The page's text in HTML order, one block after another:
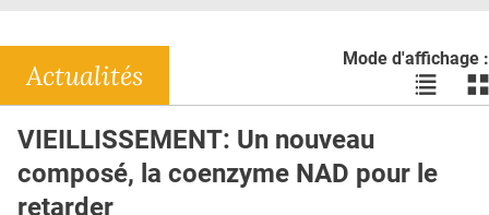
DOSSIERS
RÉSEAUX
E-REVUE SAD
Mode d'affichage :
Voir
les
liste
les
Actualités
VIEILLISSEMENT: Un nouveau
composé, la coenzyme NAD pour le
retarder